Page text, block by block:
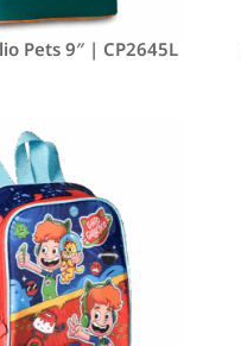
Pets 9″ | CP2645L